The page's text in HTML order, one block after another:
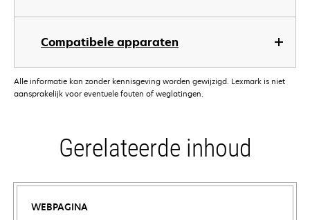
Compatibele apparaten
Alle informatie kan zonder kennisgeving worden gewijzigd. Lexmark is niet
aansprakelijk voor eventuele fouten of weglatingen.
Gerelateerde inhoud
WEBPAGINA